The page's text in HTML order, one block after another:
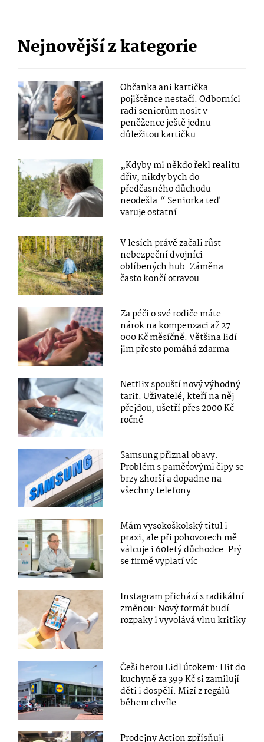
Nejnovější z kategorie
Občanka ani kartička
pojištěnce nestačí. Odborníci
radí seniorům nosit v
peněžence ještě jednu
důležitou kartičku
„Kdyby mi někdo řekl realitu
dřív, nikdy bych do
předčasného důchodu
neodešla.“ Seniorka teď
varuje ostatní
V lesích právě začali růst
nebezpeční dvojníci
oblíbených hub. Záměna
často končí otravou
Za péči o své rodiče máte
nárok na kompenzaci až 27
000 Kč měsíčně. Většina lidí
jim přesto pomáhá zdarma
Netflix spouští nový výhodný
tarif. Uživatelé, kteří na něj
přejdou, ušetří přes 2000 Kč
ročně
Samsung přiznal obavy:
Problém s paměťovými čipy se
brzy zhorší a dopadne na
všechny telefony
Mám vysokoškolský titul i
praxi, ale při pohovorech mě
válcuje i 60letý důchodce. Prý
se firmě vyplatí víc
Instagram přichází s radikální
změnou: Nový formát budí
rozpaky i vyvolává vlnu kritiky
Češi berou Lidl útokem: Hit do
kuchyně za 399 Kč si zamilují
děti i dospělí. Mizí z regálů
během chvíle
Prodejny Action zpřísňují